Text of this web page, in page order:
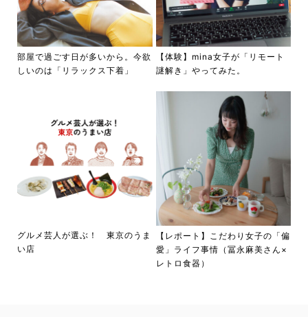
部屋で過ごす日が多いから。今欲
しいのは「リラックス下着」
【体験】mina女子が「リモート
謎解き」やってみた。
グルメ芸人が選ぶ！ 東京のうま
い店
【レポート】こだわり女子の「偏
愛」ライフ事情（冨永麻美さん×
レトロ食器）